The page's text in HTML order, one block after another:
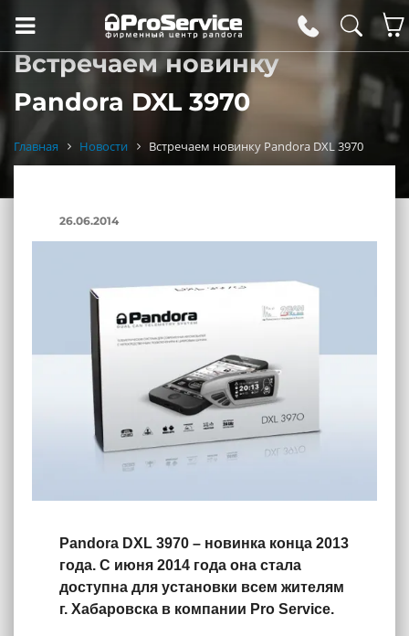
Встречаем новинку
Pandora DXL 3970
Главная Новости Встречаем новинку Pandora DXL 3970
26.06.2014
Pandora DXL 3970 – новинка конца 2013
года. С июня 2014 года она стала
доступна для установки всем жителям
г. Хабаровска в компании Pro Service.